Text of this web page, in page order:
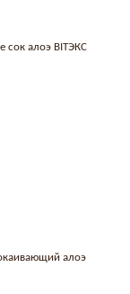
сок алоэ BITЭКС
алоэ